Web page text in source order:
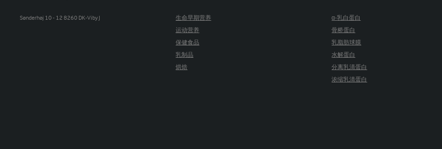
Sønderhøj 10 - 12 8260 DK-Viby J 生命早期营养
运动营养
保健食品
乳制品
烘焙
α-乳白蛋白
骨桥蛋白
乳脂肪球膜
水解蛋白
分离乳清蛋白
浓缩乳清蛋白